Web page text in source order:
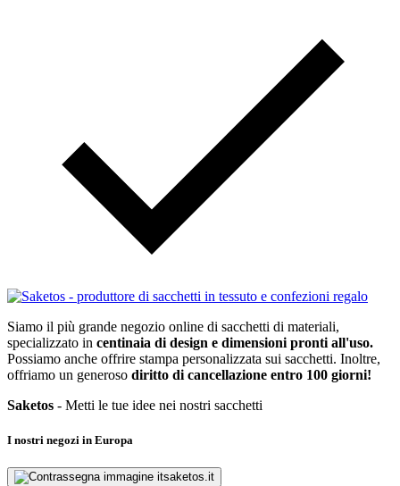
Siamo il più grande negozio online di sacchetti di materiali,
specializzato in centinaia di design e dimensioni pronti all'uso.
Possiamo anche offrire stampa personalizzata sui sacchetti. Inoltre,
offriamo un generoso diritto di cancellazione entro 100 giorni!
Saketos - Metti le tue idee nei nostri sacchetti
I nostri negozi in Europa
saketos.it